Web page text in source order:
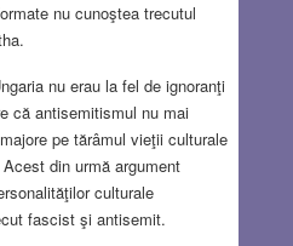
nu cunoştea trecutul
nu erau la fel de ignoranţi
că antisemitismul nu mai
pe tărâmul vieţii culturale
din urmă argument
culturale
fascist şi antisemit.